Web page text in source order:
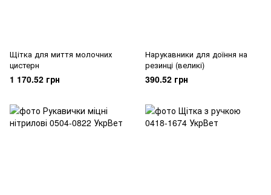
Щітка для миття молочних
цистерн
1 170.52 грн
Нарукавники для доїння на
резинці (великі)
390.52 грн